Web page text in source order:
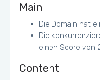
The page content is
forcing the user to
Main
Die Domain hat
Die
einen Score von
Content